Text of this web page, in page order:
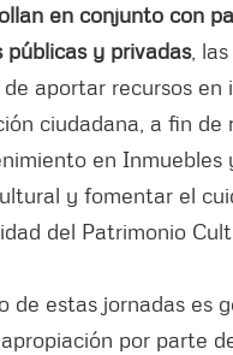
en conjunto con
públicas y privadas,
aportar recursos en
ciudadana, a fin de
en Inmuebles
y fomentar el
del Patrimonio
de estas jornadas es
por parte